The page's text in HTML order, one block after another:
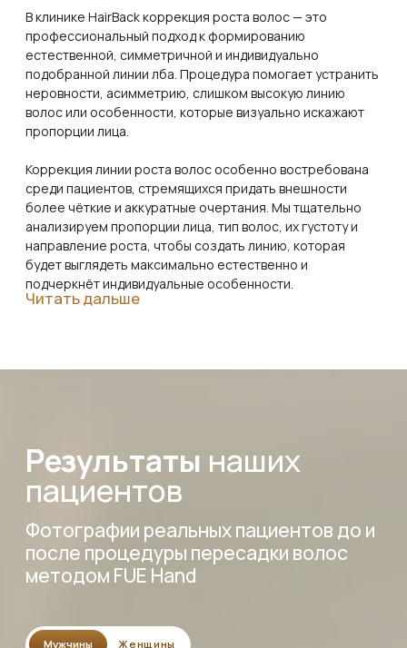
Пациент: Александр, 34 года
Пересадка 2800 графтов, метод FUE Hand
Пациент: Евгений 45 лет
Пересадка 3200 графтов, метод FUE Hand
Пациент: Сергей, 45 лет
Пересадка 3500 графтов, метод FUE Hand